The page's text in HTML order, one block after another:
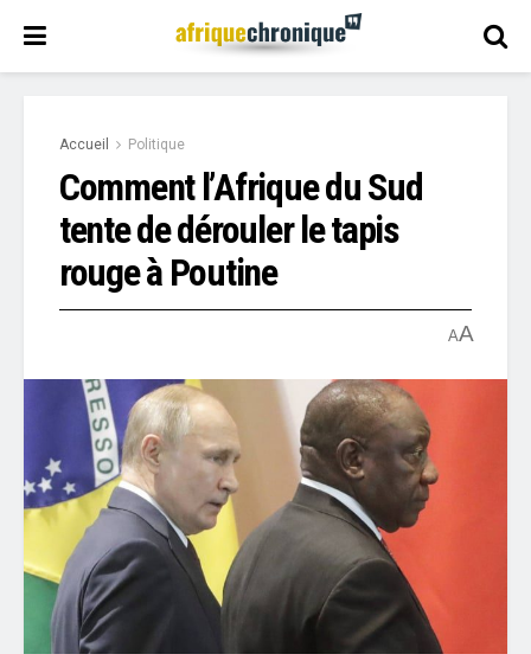
Accueil Politique
Comment l’Afrique du Sud
tente de dérouler le tapis
rouge à Poutine
AA